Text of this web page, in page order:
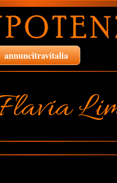
annuncitravitalia